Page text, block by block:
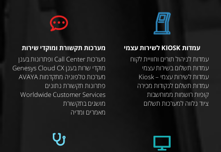
עמדות KIOSK לשירות עצמי
עמדות לניהול תורים וחוויית לקוח
עמדות תשלום בשירות עצמי
עמדות לשירות עצמי – Kiosk
עמדות תשלום לנקודות מכירה
קופות רושמות ממוחשבות
ציוד נלווה למערכות תשלום
מערכות תקשורת ומוקדי שירות
מערכות Call Center ופתרונות בענן
מוקדי שרות בענן Genesys Cloud CX
מערכות טלפוניה מתקדמות AVAYA
פתרונות תקשורת נתונים
Worldwide Customer Services
מושגים בתקשורת
מאמרים ומדיה